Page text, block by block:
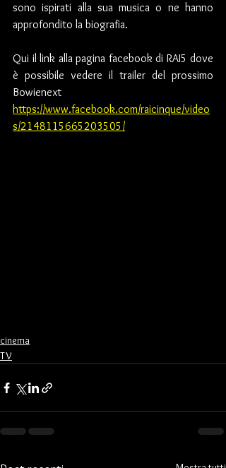
sono ispirati alla sua musica o ne hanno
approfondito la biografia.
Qui il link alla pagina facebook di RAI5 dove
è possibile vedere il trailer del prossimo
Bowienext
https://www.facebook.com/raicinque/video
s/2148115665203505/
cinema
TV